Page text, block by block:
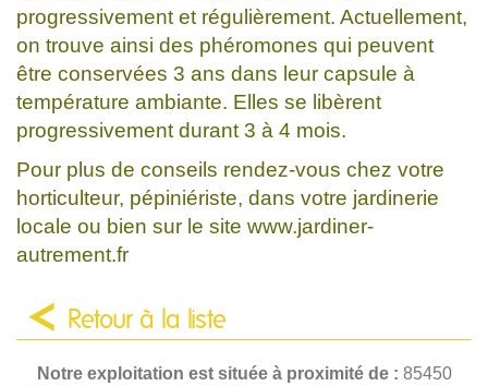
progressivement et régulièrement. Actuellement,
on trouve ainsi des phéromones qui peuvent
être conservées 3 ans dans leur capsule à
température ambiante. Elles se libèrent
progressivement durant 3 à 4 mois.
Pour plus de conseils rendez-vous chez votre
horticulteur, pépiniériste, dans votre jardinerie
locale ou bien sur le site www.jardiner-
autrement.fr
Retour à la liste
Notre exploitation est située à proximité de : 85450